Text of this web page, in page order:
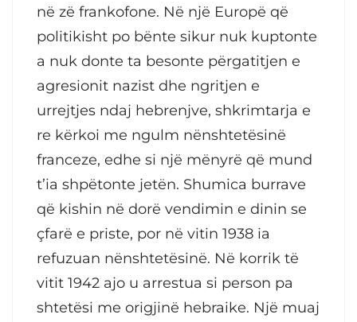
në zë frankofone. Në një Europë që
politikisht po bënte sikur nuk kuptonte
a nuk donte ta besonte përgatitjen e
agresionit nazist dhe ngritjen e
urrejtjes ndaj hebrenjve, shkrimtarja e
re kërkoi me ngulm nënshtetësinë
franceze, edhe si një mënyrë që mund
t’ia shpëtonte jetën. Shumica burrave
që kishin në dorë vendimin e dinin se
çfarë e priste, por në vitin 1938 ia
refuzuan nënshtetësinë. Në korrik të
vitit 1942 ajo u arrestua si person pa
shtetësi me origjinë hebraike. Një muaj